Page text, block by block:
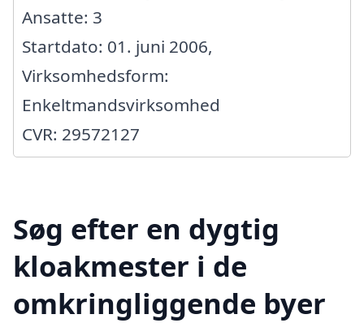
Ansatte: 3
Startdato: 01. juni 2006,
Virksomhedsform:
Enkeltmandsvirksomhed
CVR: 29572127
Søg efter en dygtig
kloakmester i de
omkringliggende byer